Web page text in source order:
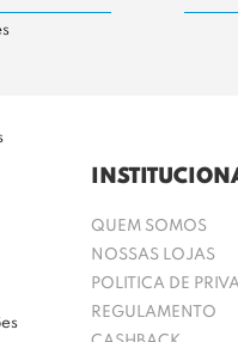
QUEM SOMOS
NOSSAS LOJAS
POLITICA DE
REGULAMENTO